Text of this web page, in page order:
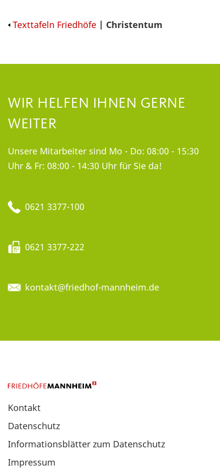
Texttafeln Friedhöfe | Christentum
WIR HELFEN IHNEN GERNE
WEITER
Unsere Mitarbeiter sind Mo - Do: 08:00 - 15:30
Uhr & Fr: 08:00 - 14:30 Uhr für Sie da!
0621 3377-100
0621 3377-222
kontakt@friedhof-mannheim.de
Kontakt
Datenschutz
Informationsblätter zum Datenschutz
Impressum